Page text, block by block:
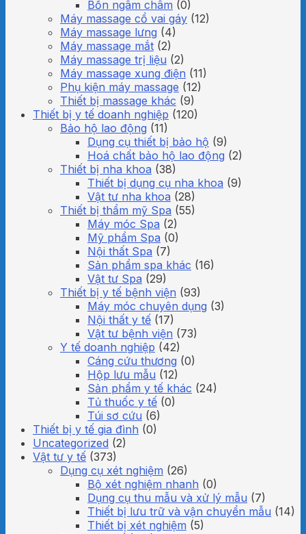
Bồn ngâm châm (0)
Máy massage cổ vai gáy (12)
Máy massage lưng (4)
Máy massage mắt (2)
Máy massage trị liệu (2)
Máy massage xung điện (11)
Phụ kiện máy massage (12)
Thiết bị massage khác (9)
Thiết bị y tế doanh nghiệp (120)
Bảo hộ lao động (11)
Dụng cụ thiết bị bảo hộ (9)
Hoá chất bảo hộ lao động (2)
Thiết bị nha khoa (38)
Thiết bị dụng cụ nha khoa (9)
Vật tư nha khoa (28)
Thiết bị thẩm mỹ Spa (55)
Máy móc Spa (2)
Mỹ phẩm Spa (0)
Nội thất Spa (7)
Sản phẩm spa khác (16)
Vật tư Spa (29)
Thiết bị y tế bệnh viện (93)
Máy móc chuyên dụng (3)
Nội thất y tế (17)
Vật tư bệnh viện (73)
Y tế doanh nghiệp (42)
Cáng cứu thương (0)
Hộp lưu mẫu (12)
Sản phẩm y tế khác (24)
Tủ thuốc y tế (0)
Túi sơ cứu (6)
Thiết bị y tế gia đình (0)
Uncategorized (2)
Vật tư y tế (373)
Dụng cụ xét nghiệm (26)
Bộ xét nghiệm nhanh (0)
Dụng cụ thu mẫu và xử lý mẫu (7)
Thiết bị lưu trữ và vận chuyển mẫu (14)
Thiết bị xét nghiệm (5)